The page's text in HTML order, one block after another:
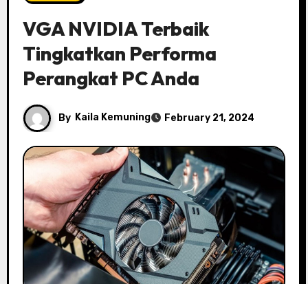
VGA NVIDIA Terbaik
Tingkatkan Performa
Perangkat PC Anda
By Kaila Kemuning February 21, 2024